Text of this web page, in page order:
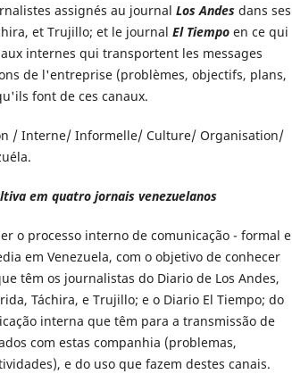
assignés au journal Los Andes dans ses
et Trujillo; et le journal El Tiempo en ce qui
internes qui transportent les messages
de l'entreprise (problèmes, objectifs, plans,
font de ces canaux.
/ Interne/ Informelle/ Culture/ Organisation/
em quatro jornais venezuelanos
o processo interno de comunicação - formal e
em Venezuela, com o objetivo de conhecer
têm os journalistas do Diario de Los Andes,
Táchira, e Trujillo; e o Diario El Tiempo; do
interna que têm para a transmissão de
com estas companhia (problemas,
e do uso que fazem destes canais.